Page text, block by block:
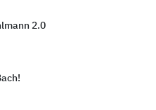
2.0